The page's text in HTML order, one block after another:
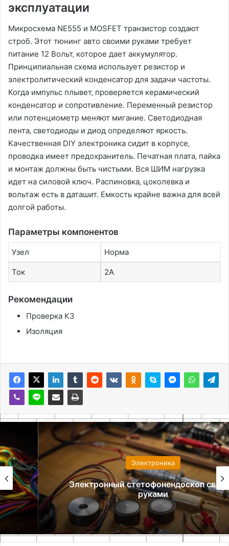
эксплуатации
Микросхема NE555 и MOSFET транзистор создают
строб. Этот тюнинг авто своими руками требует
питание 12 Вольт‚ которое дает аккумулятор.
Принципиальная схема использует резистор и
электролитический конденсатор для задачи частоты.
Когда импульс плывет‚ проверяется керамический
конденсатор и сопротивление. Переменный резистор
или потенциометр меняют мигание. Светодиодная
лента‚ светодиоды и диод определяют яркость.
Качественная DIY электроника сидит в корпусе‚
проводка имеет предохранитель. Печатная плата‚ пайка
и монтаж должны быть чистыми. Вся ШИМ нагрузка
идет на силовой ключ. Распиновка‚ цоколевка и
вольтаж есть в даташит. Емкость крайне важна для всей
долгой работы.
Параметры компонентов
Узел Норма
Ток 2А
Рекомендации
Проверка КЗ
Изоляция
Электроника
Электронный стетофонендоскоп своими
руками